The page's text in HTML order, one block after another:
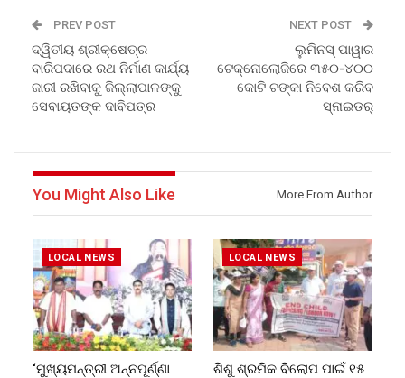
PREV POST
ଦ୍ୱିତୀୟ ଶ୍ରୀକ୍ଷେତ୍ର
ବାରିପଦାରେ ରଥ ନିର୍ମାଣ କାର୍ଯ୍ୟ
ଜାରୀ ରଖିବାକୁ ଜିଲ୍ଲାପାଳଙ୍କୁ
ସେବାୟତଙ୍କ ଦାବିପତ୍ର
NEXT POST
ଲୁମିନସ୍ ପାୱାର
ଟେକ୍ନୋଲୋଜିରେ ୩୫୦-୪୦୦
କୋଟି ଟଙ୍କା ନିବେଶ କରିବ
ସ୍ନାଇଡର୍
You Might Also Like More From Author
LOCAL NEWS
‘ମୁଖ୍ୟମନ୍ତ୍ରୀ ଅନ୍ନପୂର୍ଣ୍ଣା
LOCAL NEWS
ଶିଶୁ ଶ୍ରମିକ ବିଲୋପ ପାଇଁ ୧୫